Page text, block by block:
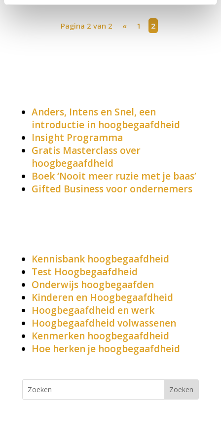
Pagina 2 van 2 « 1 2
Anders, Intens en Snel, een
introductie in hoogbegaafdheid
Insight Programma
Gratis Masterclass over
hoogbegaafdheid
Boek ‘Nooit meer ruzie met je baas’
Gifted Business voor ondernemers
Kennisbank hoogbegaafdheid
Test Hoogbegaafdheid
Onderwijs hoogbegaafden
Kinderen en Hoogbegaafdheid
Hoogbegaafdheid en werk
Hoogbegaafdheid volwassenen
Kenmerken hoogbegaafdheid
Hoe herken je hoogbegaafdheid